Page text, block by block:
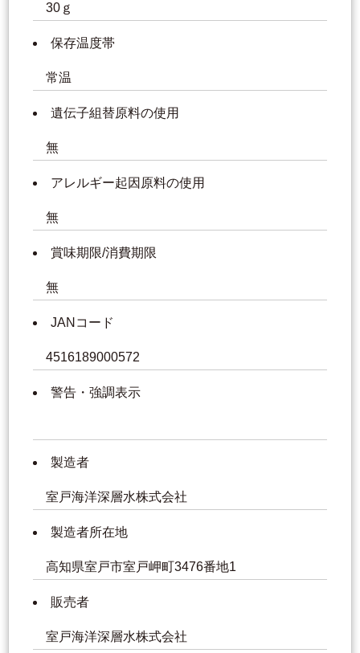
30ｇ
保存温度帯
常温
遺伝子組替原料の使用
無
アレルギー起因原料の使用
無
賞味期限/消費期限
無
JANコード
4516189000572
警告・強調表示
製造者
室戸海洋深層水株式会社
製造者所在地
高知県室戸市室戸岬町3476番地1
販売者
室戸海洋深層水株式会社